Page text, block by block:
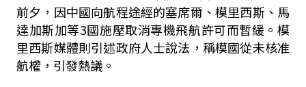
前夕，因中國向航程途經的塞席爾、模里西斯、馬
達加斯加等3國施壓取消專機飛航許可而暫緩。模
里西斯媒體則引述政府人士說法，稱模國從未核准
航權，引發熱議。